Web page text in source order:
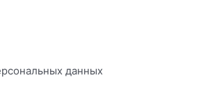
данных